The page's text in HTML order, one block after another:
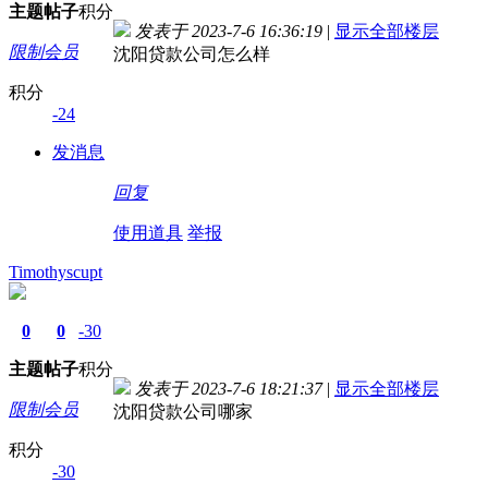
主题帖子积分
限制会员
积分
-24
发消息
发表于 2023-7-6 16:36:19 | 显示全部楼层
沈阳贷款公司怎么样
回复
使用道具 举报
Timothyscupt
0
主题
0
帖子
-30
积分
限制会员
积分
-30
发表于 2023-7-6 18:21:37 | 显示全部楼层
沈阳贷款公司哪家